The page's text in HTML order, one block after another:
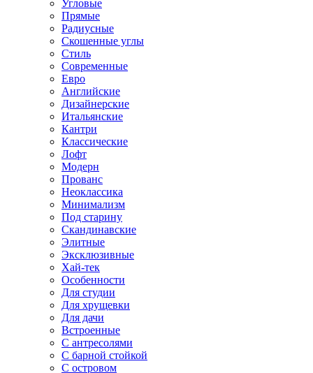
Угловые
Прямые
Радиусные
Скошенные углы
Стиль
Современные
Евро
Английские
Дизайнерские
Итальянские
Кантри
Классические
Лофт
Модерн
Прованс
Неоклассика
Минимализм
Под старину
Скандинавские
Элитные
Эксклюзивные
Хай-тек
Особенности
Для студии
Для хрущевки
Для дачи
Встроенные
С антресолями
С барной стойкой
С островом